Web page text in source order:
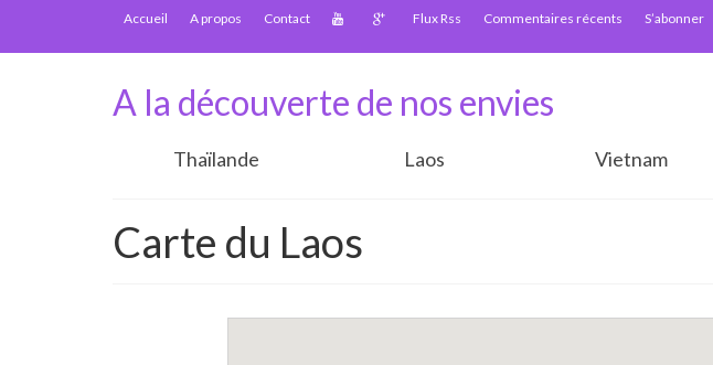
Accueil A propos Contact Flux Rss Commentaires récents S’abonner
A la découverte de nos envies
Thaïlande Laos Vietnam
Carte du Laos